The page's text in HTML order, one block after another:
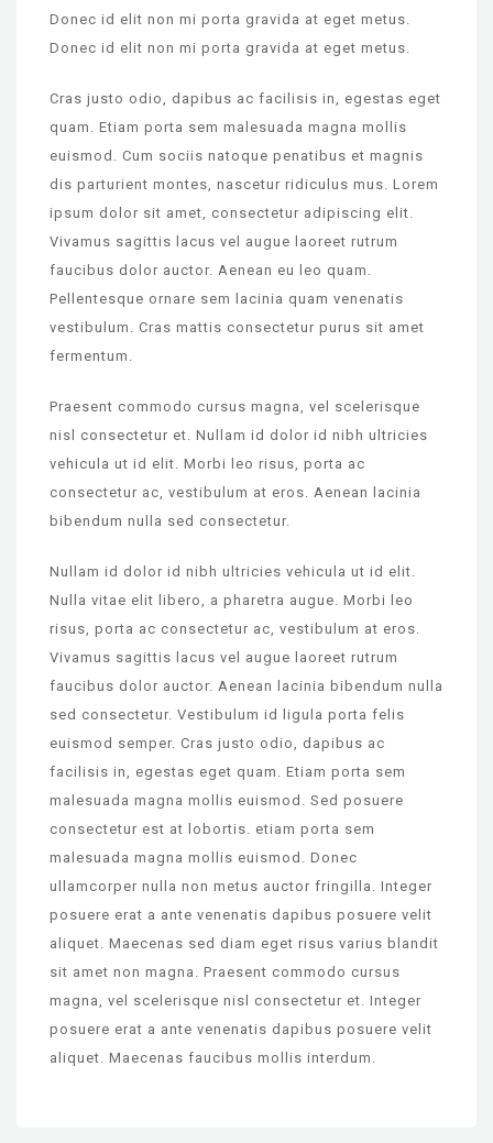
Donec id elit non mi porta gravida at eget metus.
Donec id elit non mi porta gravida at eget metus.
Cras justo odio, dapibus ac facilisis in, egestas eget
quam. Etiam porta sem malesuada magna mollis
euismod. Cum sociis natoque penatibus et magnis
dis parturient montes, nascetur ridiculus mus. Lorem
ipsum dolor sit amet, consectetur adipiscing elit.
Vivamus sagittis lacus vel augue laoreet rutrum
faucibus dolor auctor. Aenean eu leo quam.
Pellentesque ornare sem lacinia quam venenatis
vestibulum. Cras mattis consectetur purus sit amet
fermentum.
Praesent commodo cursus magna, vel scelerisque
nisl consectetur et. Nullam id dolor id nibh ultricies
vehicula ut id elit. Morbi leo risus, porta ac
consectetur ac, vestibulum at eros. Aenean lacinia
bibendum nulla sed consectetur.
Nullam id dolor id nibh ultricies vehicula ut id elit.
Nulla vitae elit libero, a pharetra augue. Morbi leo
risus, porta ac consectetur ac, vestibulum at eros.
Vivamus sagittis lacus vel augue laoreet rutrum
faucibus dolor auctor. Aenean lacinia bibendum nulla
sed consectetur. Vestibulum id ligula porta felis
euismod semper. Cras justo odio, dapibus ac
facilisis in, egestas eget quam. Etiam porta sem
malesuada magna mollis euismod. Sed posuere
consectetur est at lobortis. etiam porta sem
malesuada magna mollis euismod. Donec
ullamcorper nulla non metus auctor fringilla. Integer
posuere erat a ante venenatis dapibus posuere velit
aliquet. Maecenas sed diam eget risus varius blandit
sit amet non magna. Praesent commodo cursus
magna, vel scelerisque nisl consectetur et. Integer
posuere erat a ante venenatis dapibus posuere velit
aliquet. Maecenas faucibus mollis interdum.